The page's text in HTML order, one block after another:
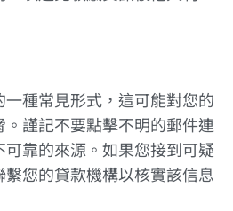
種常見形式，這可能對您的
謹記不要點擊不明的郵件連
靠的來源。如果您接到可疑
您的貸款機構以核實該信息